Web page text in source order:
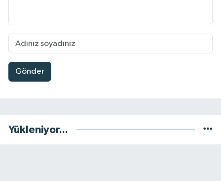
Gönder
Yükleniyor...